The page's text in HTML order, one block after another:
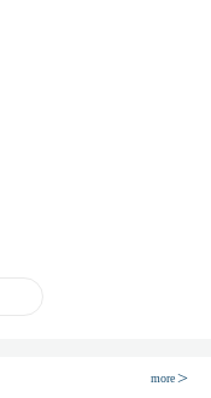
more